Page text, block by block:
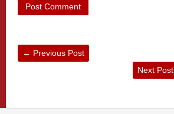
← Previous Post
Next Post